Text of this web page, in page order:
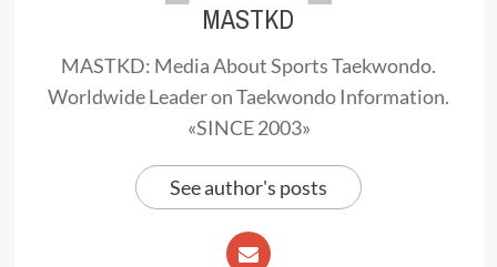
MASTKD
MASTKD: Media About Sports Taekwondo.
Worldwide Leader on Taekwondo Information.
«SINCE 2003»
See author's posts